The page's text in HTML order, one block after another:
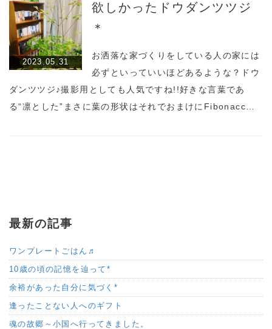
2023.05.31
欲しかったドウダンツツジ
＊
お洒落な家づくりをしている人の家には
必ずといっていいほどあるような？ドウ
ダンツツジ♪撮影用としても人気ですね!!好きな言葉であ
る“凛とした”まさに葉の形状はそれでおまけにFibonacc…
最新の記事
ワンプレートごはん♬
10歳の頃の記憶を辿って*
余裕があった自分に気づく*
逢ったことない人へのギフト
魂の故郷～小国へ行ってきました。